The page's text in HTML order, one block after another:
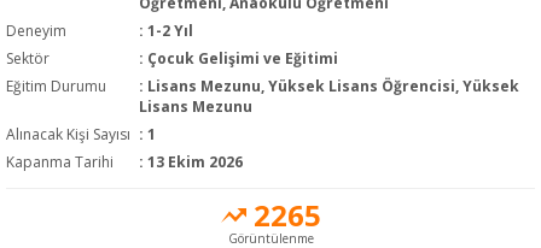
Deneyim
: 1-2 Yıl
Sektör
: Çocuk Gelişimi ve Eğitimi
Eğitim Durumu
: Lisans Mezunu, Yüksek Lisans Öğrencisi, Yüksek
Lisans Mezunu
Alınacak Kişi Sayısı : 1
Kapanma Tarihi
: 13 Ekim 2026
2265
Görüntülenme